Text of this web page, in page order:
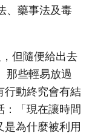
、藥事法及毒
但隨便給出去
那些輕易放過
行動終究會有結
：「現在讓時間
是為什麼被利用